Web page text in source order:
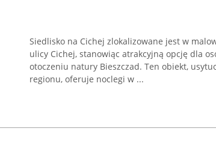
Siedlisko na Cichej zlokalizowane jest w
ulicy Cichej, stanowiąc atrakcyjną opcję dla
otoczeniu natury Bieszczad. Ten obiekt,
regionu, oferuje noclegi w ...